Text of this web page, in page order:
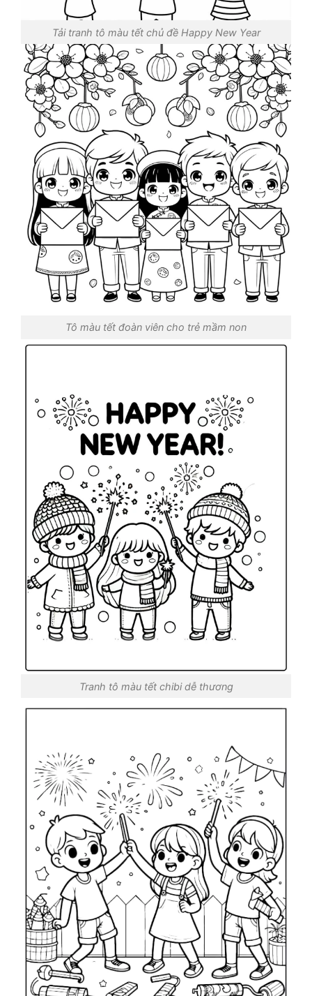
Tải tranh tô màu tết chủ đề Happy New Year
Tô màu tết đoàn viên cho trẻ mầm non
Tranh tô màu tết chibi dễ thương